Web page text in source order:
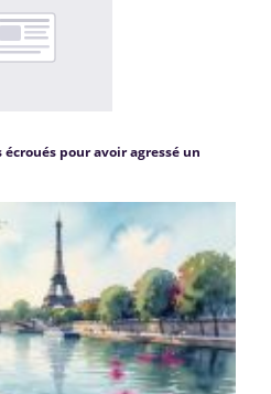
pour avoir agressé un